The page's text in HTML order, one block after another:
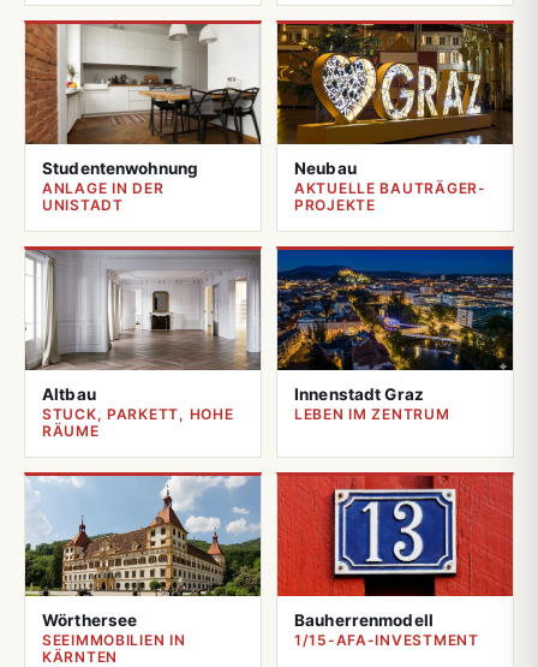
Studentenwohnung
ANLAGE IN DER
UNISTADT
Neubau
AKTUELLE BAUTRÄGER-
PROJEKTE
Altbau
STUCK, PARKETT, HOHE
RÄUME
Innenstadt Graz
LEBEN IM ZENTRUM
Wörthersee
SEEIMMOBILIEN IN
KÄRNTEN
Bauherrenmodell
1/15-AFA-INVESTMENT